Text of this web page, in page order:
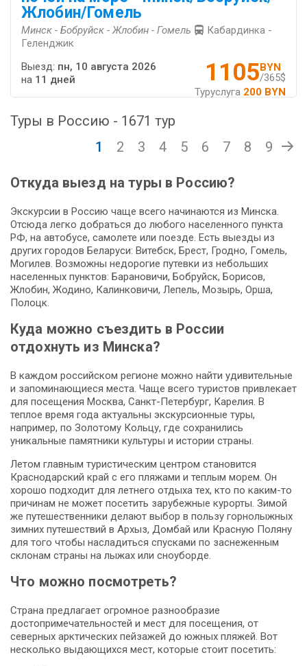
Жлобин/Гомель
Минск - Бобруйск - Жлобин - Гомель
Кабардинка -
Геленджик
1105BYN
/365$
Туруслуга 200 BYN
Выезд: пн, 10 августа 2026
на 11 дней
Туры в Россию - 1671 тур
1
2 3 4 5 6 7 8 9
Откуда выезд на туры в Россию?
Экскурсии в Россию чаще всего начинаются из Минска.
Отсюда легко добраться до любого населенного пункта
РФ, на автобусе, самолете или поезде. Есть выезды из
других городов Беларуси: Витебск, Брест, Гродно, Гомель,
Могилев. Возможны недорогие путевки из небольших
населенных пунктов: Барановичи, Бобруйск, Борисов,
Жлобин, Жодино, Калинковичи, Лепель, Мозырь, Орша,
Полоцк.
Куда можно съездить в России
отдохнуть из Минска?
В каждом российском регионе можно найти удивительные
и запоминающиеся места. Чаще всего туристов привлекает
для посещения Москва, Санкт-Петербург, Карелия. В
теплое время года актуальны экскурсионные туры,
например, по Золотому Кольцу, где сохранились
уникальные памятники культуры и истории страны.
Летом главным туристическим центром становится
Краснодарский край с его пляжами и теплым морем. Он
хорошо подходит для летнего отдыха тех, кто по каким-то
причинам не может посетить зарубежные курорты. Зимой
же путешественники делают выбор в пользу горнолыжных
зимних путешествий в Архыз, Домбай или Красную Поляну
для того чтобы насладиться спусками по заснеженным
склонам страны на лыжах или сноуборде.
Что можно посмотреть?
Страна предлагает огромное разнообразие
достопримечательностей и мест для посещения, от
северных арктических пейзажей до южных пляжей. Вот
несколько выдающихся мест, которые стоит посетить: